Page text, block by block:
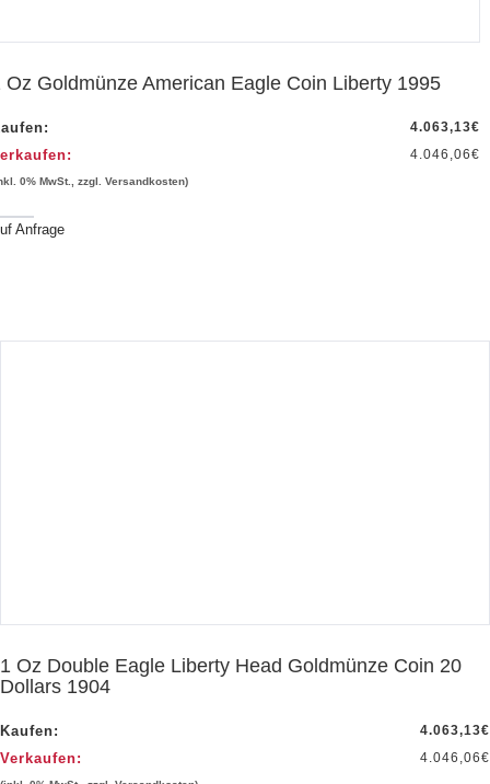
Oz Goldmünze American Eagle Coin Liberty 1995
4.063,13€
4.046,06€
0% MwSt., zzgl. Versandkosten)
Anfrage
1 Oz Double Eagle Liberty Head Goldmünze Coin 20
Dollars 1904
Kaufen: 4.063,13€
Verkaufen: 4.046,06€